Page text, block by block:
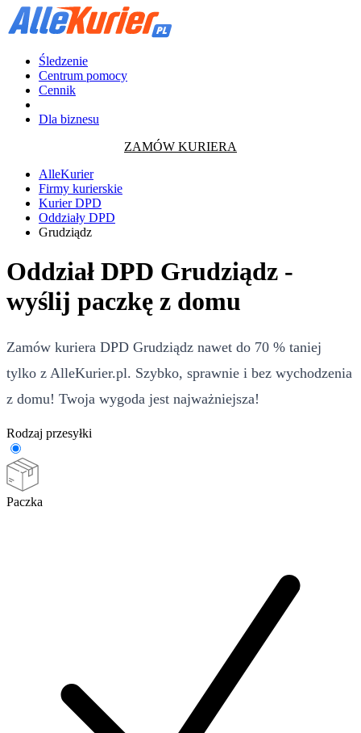
Śledzenie
Centrum pomocy
Cennik
Dla biznesu
ZAMÓW KURIERA
AlleKurier
Firmy kurierskie
Kurier DPD
Oddziały DPD
Grudziądz
Oddział DPD Grudziądz -
wyślij paczkę z domu
Zamów kuriera DPD Grudziądz nawet do 70 % taniej
tylko z AlleKurier.pl. Szybko, sprawnie i bez wychodzenia
z domu! Twoja wygoda jest najważniejsza!
Rodzaj przesyłki
Paczka